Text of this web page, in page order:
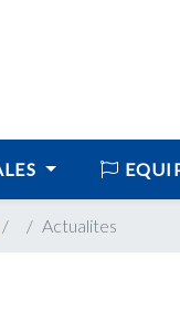
Actualites